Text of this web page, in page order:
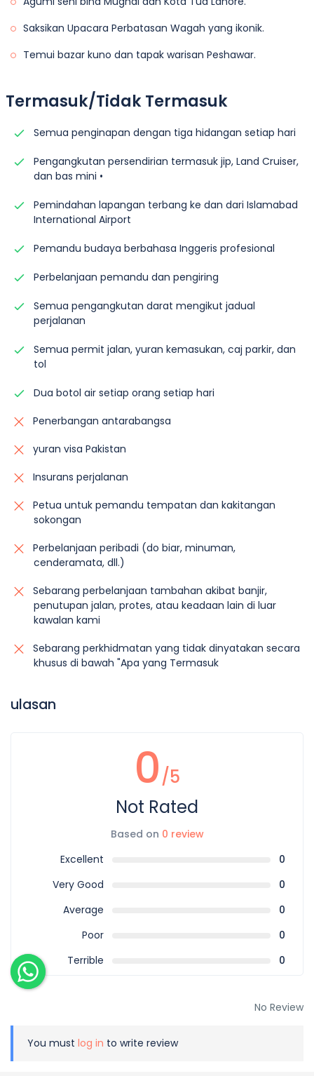
Saksikan Upacara Perbatasan Wagah yang ikonik.
Temui bazar kuno dan tapak warisan Peshawar.
Termasuk/Tidak Termasuk
Semua penginapan dengan tiga hidangan setiap hari
Pengangkutan persendirian termasuk jip, Land Cruiser,
dan bas mini •
Pemindahan lapangan terbang ke dan dari Islamabad
International Airport
Pemandu budaya berbahasa Inggeris profesional
Perbelanjaan pemandu dan pengiring
Semua pengangkutan darat mengikut jadual
perjalanan
Semua permit jalan, yuran kemasukan, caj parkir, dan
tol
Dua botol air setiap orang setiap hari
Penerbangan antarabangsa
yuran visa Pakistan
Insurans perjalanan
Petua untuk pemandu tempatan dan kakitangan
sokongan
Perbelanjaan peribadi (do biar, minuman,
cenderamata, dll.)
Sebarang perbelanjaan tambahan akibat banjir,
penutupan jalan, protes, atau keadaan lain di luar
kawalan kami
Sebarang perkhidmatan yang tidak dinyatakan secara
khusus di bawah "Apa yang Termasuk
ulasan
0/5
Not Rated
Based on 0 review
Excellent
0
Very Good
0
Average
0
Poor
0
Terrible
0
No Review
You must log in to write review